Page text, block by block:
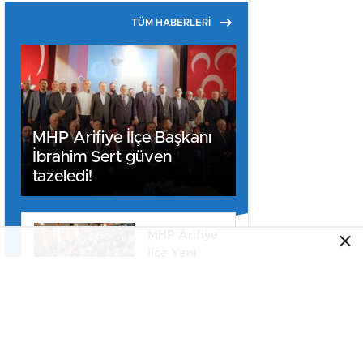
TÜM HABERLERİ
MHP Arifiye İlçe Başkanı
İbrahim Sert güven
tazeledi!